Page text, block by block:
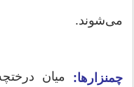
می‌شوند.
چمنزارها: میان